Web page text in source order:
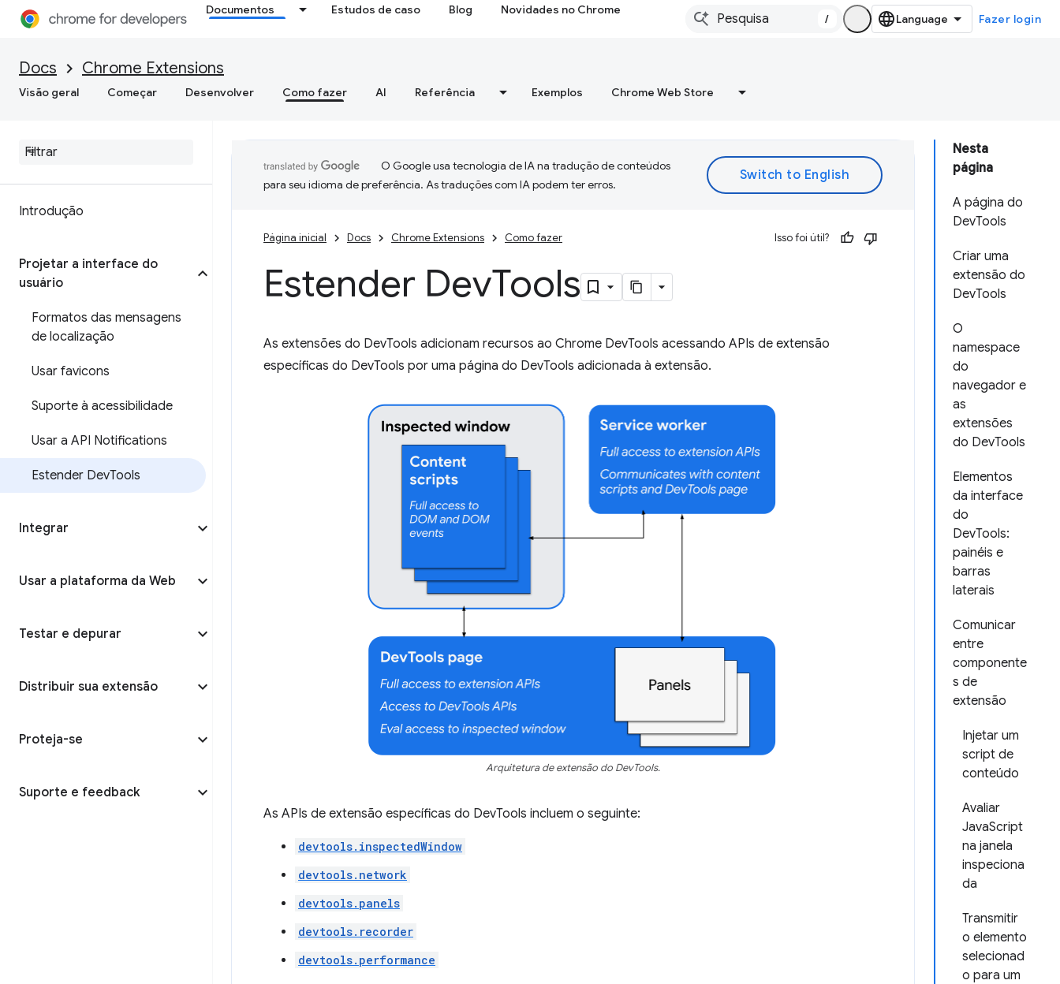
Documentos Estudos de caso Blog Novidades no Chrome
/ Fazer login
Docs Chrome Extensions
Visão geral Começar Desenvolver Como fazer AI Referência Exemplos Chrome Web Store
Introdução
Projetar a interface do
usuário
Formatos das mensagens
de localização
Usar favicons
Suporte à acessibilidade
Usar a API Notifications
Estender DevTools
Integrar
Usar a plataforma da Web
Testar e depurar
Distribuir sua extensão
Proteja-se
Suporte e feedback
Nesta
página
A página do
DevTools
Criar uma
extensão do
DevTools
O
namespace
do
navegador e
as
extensões
do DevTools
Elementos
da interface
do
DevTools:
painéis e
barras
laterais
Comunicar
entre
componente
s de
extensão
Injetar um
script de
conteúdo
Avaliar
JavaScript
na janela
inspeciona
da
Transmitir
o elemento
selecionad
o para um
O Google usa tecnologia de IA na tradução de conteúdos
para seu idioma de preferência. As traduções com IA podem ter erros.
Página inicial Docs Chrome Extensions Como fazer Isso foi útil?
Estender DevTools
As extensões do DevTools adicionam recursos ao Chrome DevTools acessando APIs de extensão
específicas do DevTools por uma página do DevTools adicionada à extensão.
Arquitetura de extensão do DevTools.
As APIs de extensão específicas do DevTools incluem o seguinte:
devtools.inspectedWindow
devtools.network
devtools.panels
devtools.recorder
devtools.performance